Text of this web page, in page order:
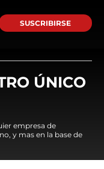
SUSCRIBIRSE
ÚNICO
empresa de
y mas en la base de